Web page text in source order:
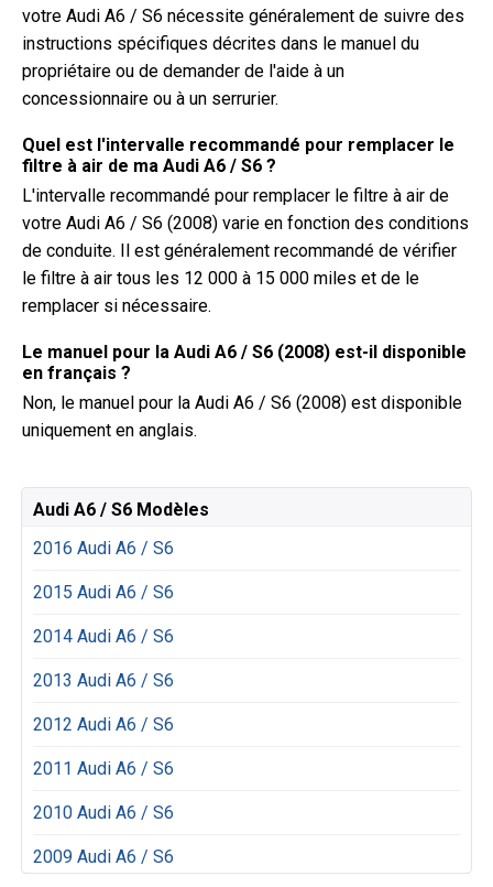
votre Audi A6 / S6 nécessite généralement de suivre des
instructions spécifiques décrites dans le manuel du
propriétaire ou de demander de l'aide à un
concessionnaire ou à un serrurier.
Quel est l'intervalle recommandé pour remplacer le
filtre à air de ma Audi A6 / S6 ?
L'intervalle recommandé pour remplacer le filtre à air de
votre Audi A6 / S6 (2008) varie en fonction des conditions
de conduite. Il est généralement recommandé de vérifier
le filtre à air tous les 12 000 à 15 000 miles et de le
remplacer si nécessaire.
Le manuel pour la Audi A6 / S6 (2008) est-il disponible
en français ?
Non, le manuel pour la Audi A6 / S6 (2008) est disponible
uniquement en anglais.
Audi A6 / S6 Modèles
2016 Audi A6 / S6
2015 Audi A6 / S6
2014 Audi A6 / S6
2013 Audi A6 / S6
2012 Audi A6 / S6
2011 Audi A6 / S6
2010 Audi A6 / S6
2009 Audi A6 / S6